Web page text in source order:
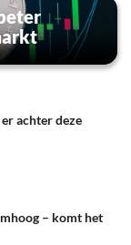
achter deze
– komt het